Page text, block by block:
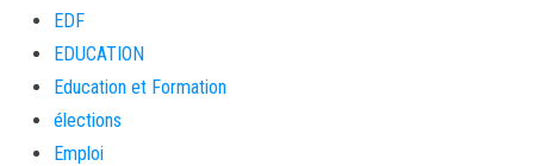
EDF
EDUCATION
Education et Formation
élections
Emploi